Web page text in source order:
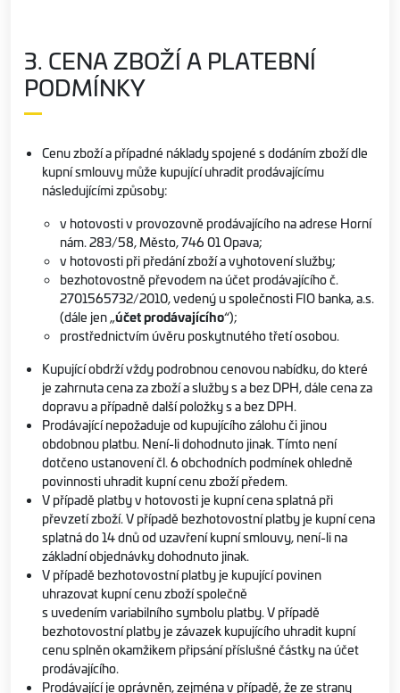
3. CENA ZBOŽÍ A PLATEBNÍ
PODMÍNKY
Cenu zboží a případné náklady spojené s dodáním zboží dle
kupní smlouvy může kupující uhradit prodávajícímu
následujícími způsoby:
v hotovosti v provozovně prodávajícího na adrese Horní
nám. 283/58, Město, 746 01 Opava;
v hotovosti při předání zboží a vyhotovení služby;
bezhotovostně převodem na účet prodávajícího č.
2701565732/2010, vedený u společnosti FIO banka, a.s.
(dále jen „účet prodávajícího“);
prostřednictvím úvěru poskytnutého třetí osobou.
Kupující obdrží vždy podrobnou cenovou nabídku, do které
je zahrnuta cena za zboží a služby s a bez DPH, dále cena za
dopravu a případně další položky s a bez DPH.
Prodávající nepožaduje od kupujícího zálohu či jinou
obdobnou platbu. Není-li dohodnuto jinak. Tímto není
dotčeno ustanovení čl. 6 obchodních podmínek ohledně
povinnosti uhradit kupní cenu zboží předem.
V případě platby v hotovosti je kupní cena splatná při
převzetí zboží. V případě bezhotovostní platby je kupní cena
splatná do 14 dnů od uzavření kupní smlouvy, není-li na
základní objednávky dohodnuto jinak.
V případě bezhotovostní platby je kupující povinen
uhrazovat kupní cenu zboží společně
s uvedením variabilního symbolu platby. V případě
bezhotovostní platby je závazek kupujícího uhradit kupní
cenu splněn okamžikem připsání příslušné částky na účet
prodávajícího.
Prodávající je oprávněn, zejména v případě, že ze strany